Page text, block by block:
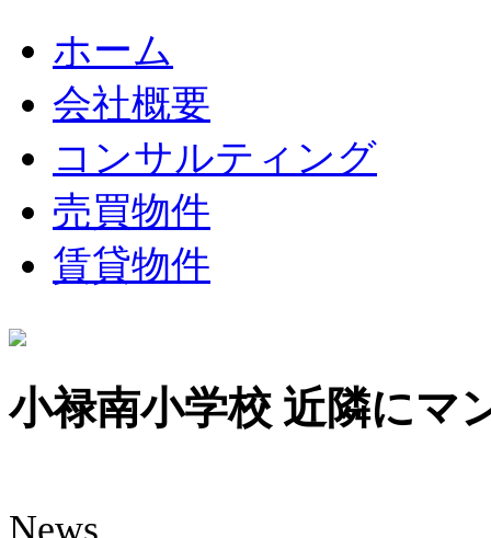
ホーム
会社概要
コンサルティング
売買物件
賃貸物件
小禄南小学校 近隣に
News